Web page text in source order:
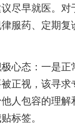
早就医。对
服药、定期
态：一是正
正视，该寻
人包容的理
标签。